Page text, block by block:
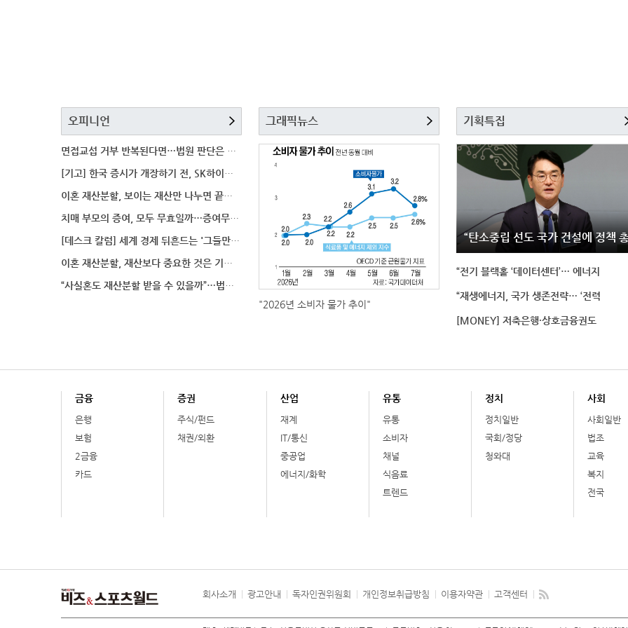
오피니언
면접교섭 거부 반복된다면…법원 판단은 달라질까
[기고] 한국 증시가 개장하기 전, SK하이닉스 가격은
이혼 재산분할, 보이는 재산만 나누면 끝일까…숨겨진 자
치매 부모의 증여, 모두 무효일까…증여무효 분쟁에서 법
[데스크 칼럼] 세계 경제 뒤흔드는 '그들만의 언어'
이혼 재산분할, 재산보다 중요한 것은 기여도 입증
“사실혼도 재산분할 받을 수 있을까”…법원이 살펴보는
그래픽뉴스
"2026년 소비자 물가 추이"
기획특집
“탄소중립 선도 국가 건설에 정책
“전기 블랙홀 ‘데이터센터’… 에너지
“재생에너지, 국가 생존전략… ‘전력
[MONEY] 저축은행·상호금융권도
금융
은행
보험
2금융
카드
증권
주식/펀드
채권/외환
산업
재계
IT/통신
중공업
에너지/화학
유통
유통
소비자
채널
식음료
트렌드
정치
정치일반
국회/정당
청와대
사회
사회일반
법조
교육
복지
전국
회사소개 광고안내 독자인권위원회 개인정보취급방침 이용자약관 고객센터